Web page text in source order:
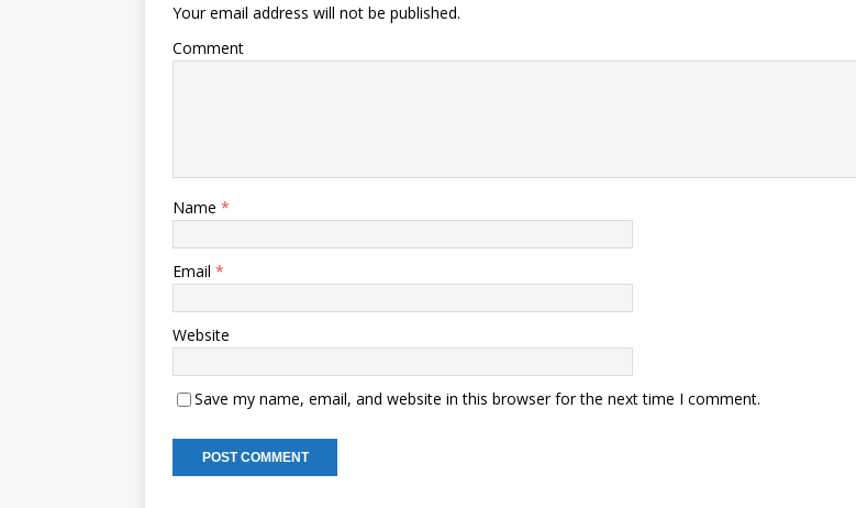
Your email address will not be published.
Comment
Name *
Email *
Website
Save my name, email, and website in this browser for the next time I comment.